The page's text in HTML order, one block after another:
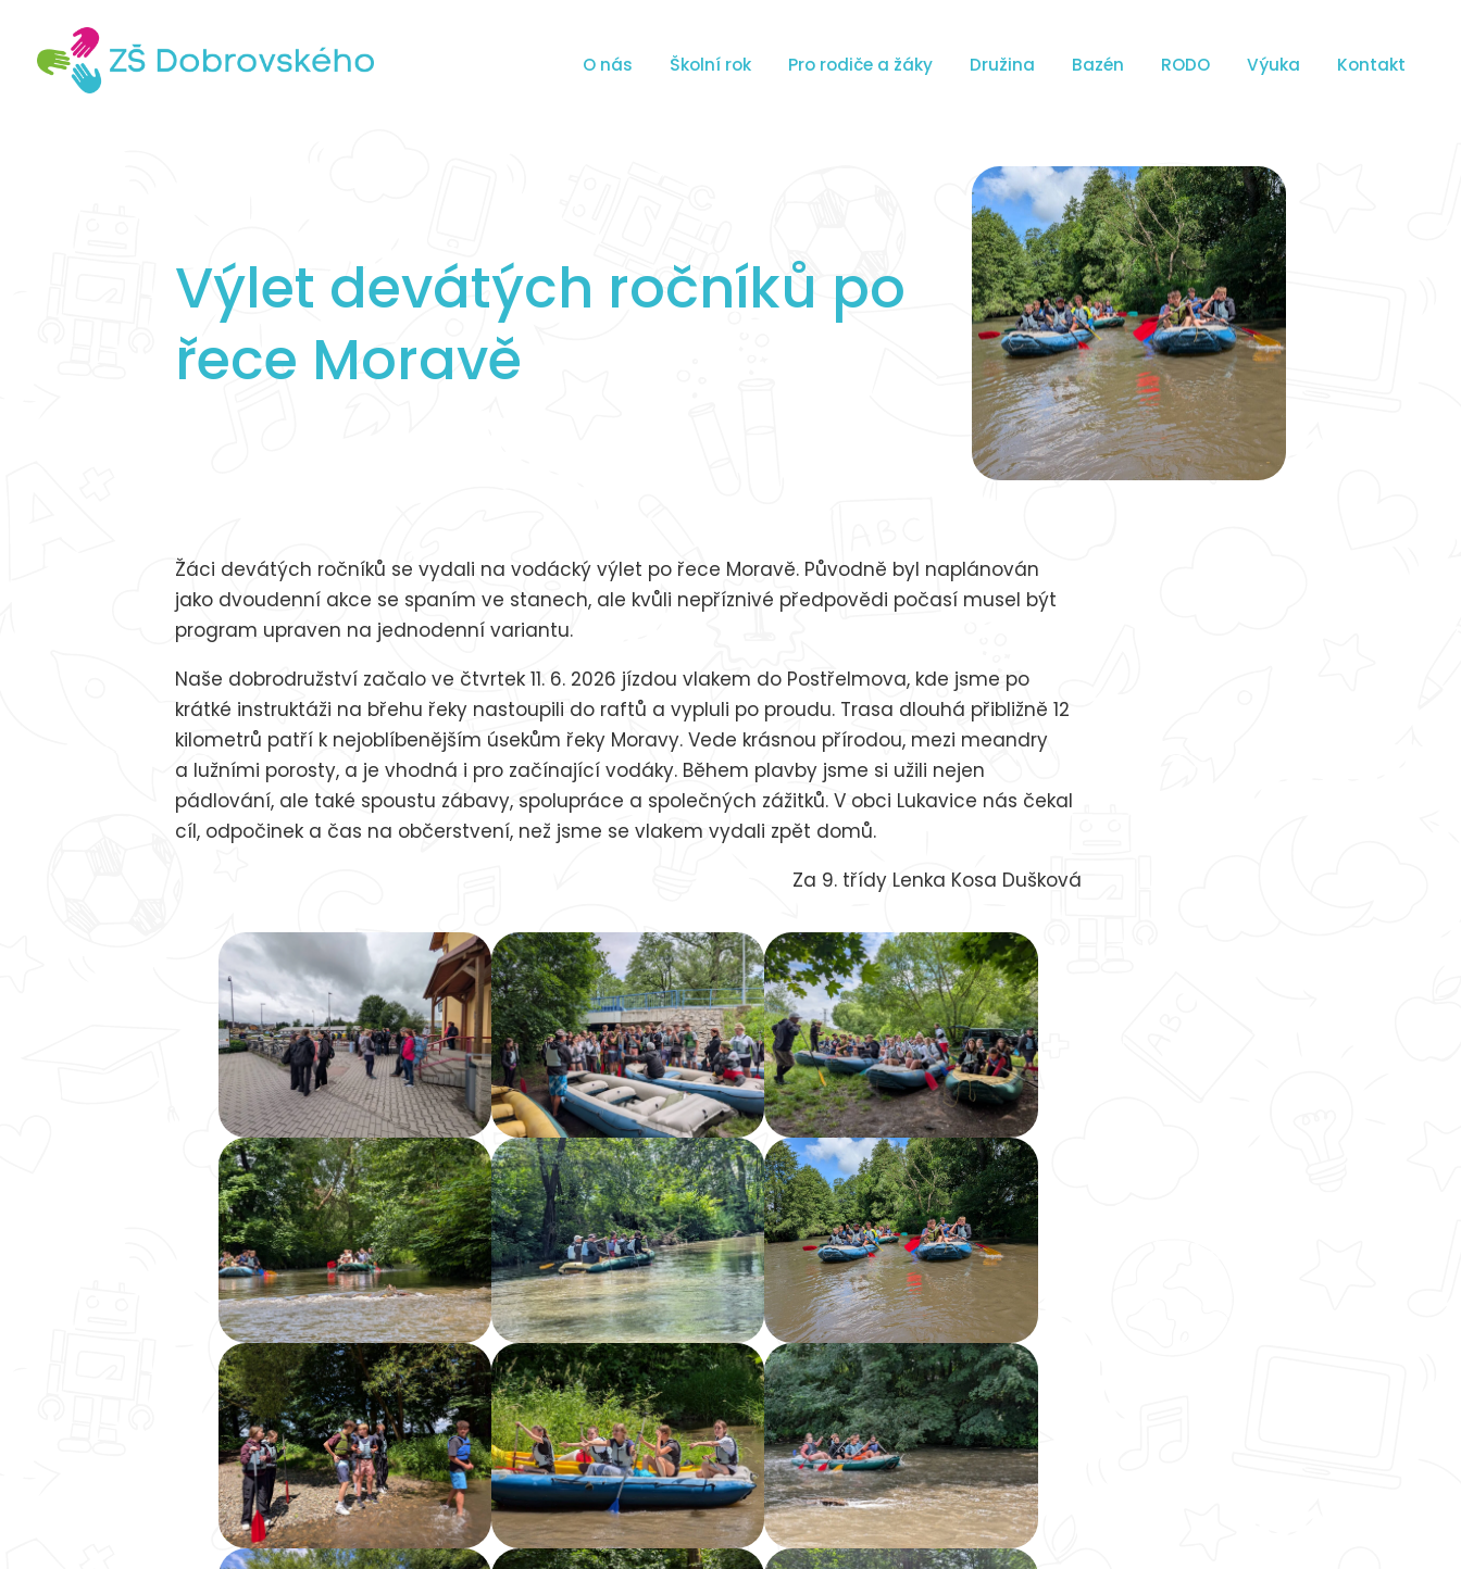
O nás Školní rok Pro rodiče a žáky Družina Bazén RODO Výuka Kontakt
Výlet devátých ročníků po
řece Moravě
Žáci devátých ročníků se vydali na vodácký výlet po řece Moravě. Původně byl naplánován
jako dvoudenní akce se spaním ve stanech, ale kvůli nepříznivé předpovědi počasí musel být
program upraven na jednodenní variantu.
Naše dobrodružství začalo ve čtvrtek 11. 6. 2026 jízdou vlakem do Postřelmova, kde jsme po
krátké instruktáži na břehu řeky nastoupili do raftů a vypluli po proudu. Trasa dlouhá přibližně 12
kilometrů patří k nejoblíbenějším úsekům řeky Moravy. Vede krásnou přírodou, mezi meandry
a lužními porosty, a je vhodná i pro začínající vodáky. Během plavby jsme si užili nejen
pádlování, ale také spoustu zábavy, spolupráce a společných zážitků. V obci Lukavice nás čekal
cíl, odpočinek a čas na občerstvení, než jsme se vlakem vydali zpět domů.
Za 9. třídy Lenka Kosa Dušková